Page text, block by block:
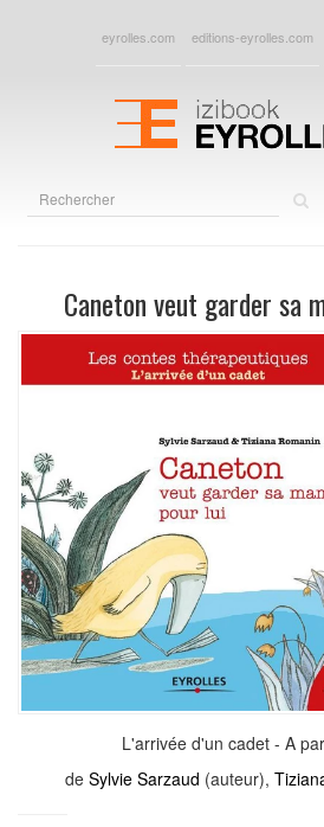
eyrolles.com editions-eyrolles.com
Caneton veut garder sa
L'arrivée d'un cadet - A
de Sylvie Sarzaud (auteur),